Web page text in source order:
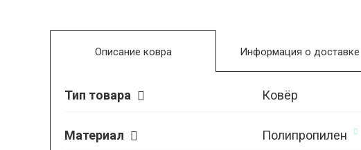
Описание ковра
Тип товара Ковёр
Материал Полипропилен
Информация о доставке